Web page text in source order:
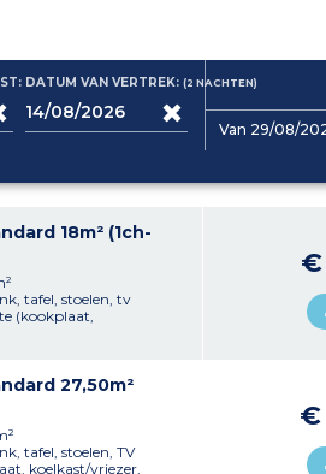
DATUM VAN VERTREK:(2NACHTEN)
Van 29/08/
18m² (1ch-
tafel, stoelen, tv
(kookplaat,
servies)
wastafel en wc
€
27,50m²
tafel, stoelen, TV
koelkast/vriezer,
€